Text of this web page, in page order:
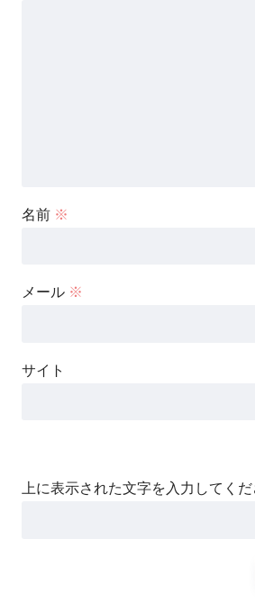
名前 ※
メール ※
サイト
上に表示された文字を入力してくだ